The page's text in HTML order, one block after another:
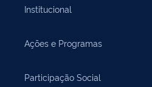
Institucional
Ações e Programas
Participação Social